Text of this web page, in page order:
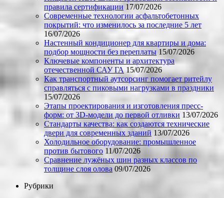
правила сертификации 17/07/2026
Современные технологии асфальтобетонных
покрытий: что изменилось за последние 5 лет
16/07/2026
Настенный кондиционер для квартиры и дома:
подбор мощности без переплаты 15/07/2026
Ключевые компоненты и архитектура
отечественной САУ ГА 15/07/2026
Как транспортный аутсорсинг помогает ритейлу
справляться с пиковыми нагрузками в праздники
15/07/2026
Этапы проектирования и изготовления пресс-
форм: от 3D-модели до первой отливки 13/07/2026
Стандарты качества: как создаются технические
двери для современных зданий 13/07/2026
Холодильное оборудование: промышленное
против бытового 11/07/2026
Сравнение лужёных шин разных классов по
толщине слоя олова 09/07/2026
Рубрики